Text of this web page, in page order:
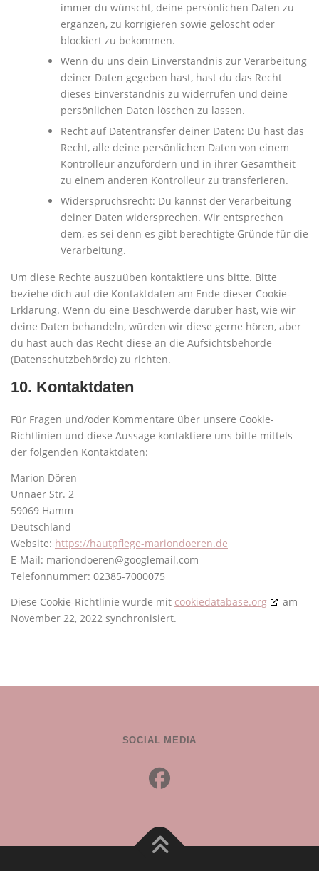
immer du wünscht, deine persönlichen Daten zu
ergänzen, zu korrigieren sowie gelöscht oder
blockiert zu bekommen.
Wenn du uns dein Einverständnis zur Verarbeitung
deiner Daten gegeben hast, hast du das Recht
dieses Einverständnis zu widerrufen und deine
persönlichen Daten löschen zu lassen.
Recht auf Datentransfer deiner Daten: Du hast das
Recht, alle deine persönlichen Daten von einem
Kontrolleur anzufordern und in ihrer Gesamtheit
zu einem anderen Kontrolleur zu transferieren.
Widerspruchsrecht: Du kannst der Verarbeitung
deiner Daten widersprechen. Wir entsprechen
dem, es sei denn es gibt berechtigte Gründe für die
Verarbeitung.
Um diese Rechte auszuüben kontaktiere uns bitte. Bitte
beziehe dich auf die Kontaktdaten am Ende dieser Cookie-
Erklärung. Wenn du eine Beschwerde darüber hast, wie wir
deine Daten behandeln, würden wir diese gerne hören, aber
du hast auch das Recht diese an die Aufsichtsbehörde
(Datenschutzbehörde) zu richten.
10. Kontaktdaten
Für Fragen und/oder Kommentare über unsere Cookie-
Richtlinien und diese Aussage kontaktiere uns bitte mittels
der folgenden Kontaktdaten:
Marion Dören
Unnaer Str. 2
59069 Hamm
Deutschland
Website: https://hautpflege-mariondoeren.de
E-Mail: mariondoeren@googlemail.com
Telefonnummer: 02385-7000075
Diese Cookie-Richtlinie wurde mit cookiedatabase.org
am
November 22, 2022 synchronisiert.
SOCIAL MEDIA